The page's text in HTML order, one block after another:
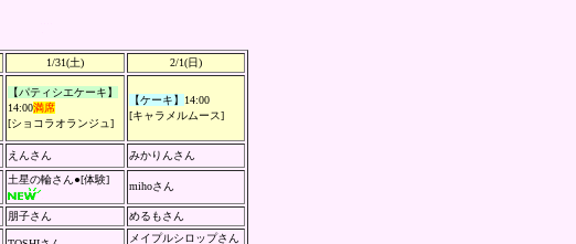
1/31(土) 2/1(日)
【パティシエケーキ】
14:00満席
[ショコラオランジュ]
【ケーキ】 14:00
[キャラメルムース]
えんさん みかりんさん
土星の輪さん●[体験]
mihoさん
朋子さん めるもさん
メイプルシロップさん